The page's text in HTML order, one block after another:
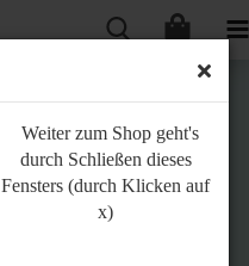
Weiter zum Shop geht's
durch Schließen dieses
Fensters (durch Klicken auf
x)